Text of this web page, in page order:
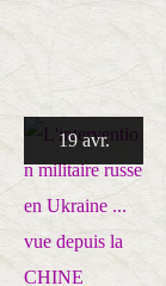
19 avr.